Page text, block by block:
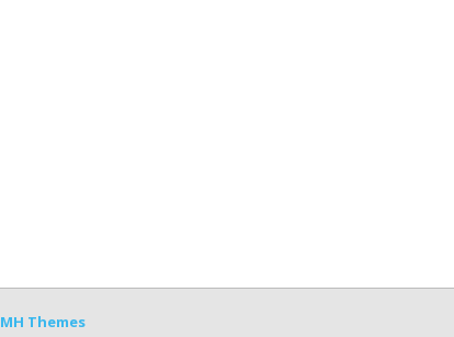
MH Themes